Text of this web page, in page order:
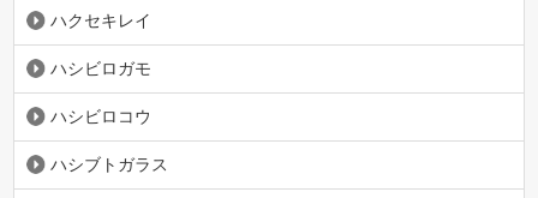
ハクセキレイ
ハシビロガモ
ハシビロコウ
ハシブトガラス